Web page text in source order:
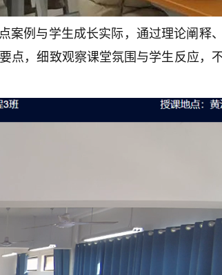
案例与学生成长实际，通过理论阐释
点，细致观察课堂氛围与学生反应，